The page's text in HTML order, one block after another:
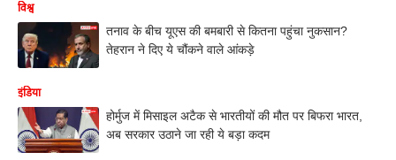
विश्व
तनाव के बीच यूएस की बमबारी से कितना पहुंचा नुकसान?
तेहरान ने दिए ये चौंकने वाले आंकड़े
इंडिया
होर्मुज में मिसाइल अटैक से भारतीयों की मौत पर बिफरा भारत,
अब सरकार उठाने जा रही ये बड़ा कदम